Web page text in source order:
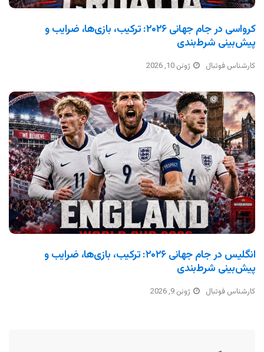
کرواسی در جام جهانی ۲۰۲۶: ترکیب، بازی‌ها، ضرایب و
پیش‌بینی شرط‌بندی
کارشناس فوتبال ژوئن 10, 2026
انگلیس در جام جهانی ۲۰۲۶: ترکیب، بازی‌ها، ضرایب و
پیش‌بینی شرط‌بندی
کارشناس فوتبال ژوئن 9, 2026